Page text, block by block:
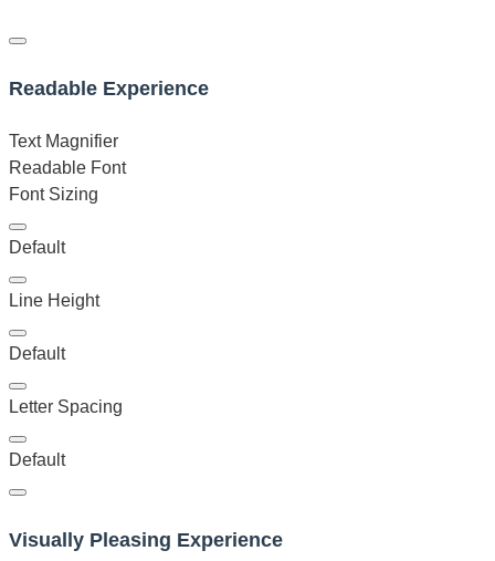
Readable Experience
Text Magnifier
Readable Font
Font Sizing
Default
Line Height
Default
Letter Spacing
Default
Visually Pleasing Experience